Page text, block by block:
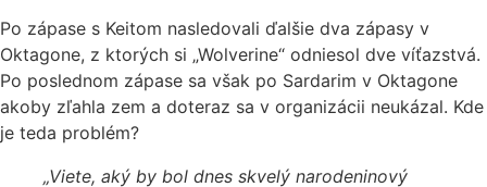
Po zápase s Keitom nasledovali ďalšie dva zápasy v
Oktagone, z ktorých si „Wolverine“ odniesol dve víťazstvá.
Po poslednom zápase sa však po Sardarim v Oktagone
akoby zľahla zem a doteraz sa v organizácii neukázal. Kde
je teda problém?
„Viete, aký by bol dnes skvelý narodeninový